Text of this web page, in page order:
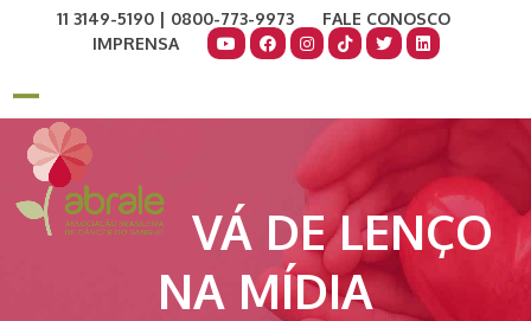
11 3149-5190 | 0800-773-9973
FALE CONOSCO
IMPRENSA
Open
mobile
menu
Close
mobile
menu
VÁ DE LENÇO
NA MÍDIA